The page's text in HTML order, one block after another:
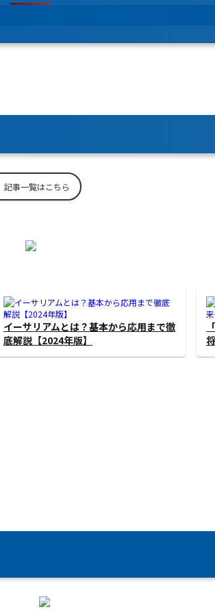
記事一覧はこちら
イーサリアムとは？基本から応用まで徹
底解説【2024年版】
ェーン革命の最前線と投資チャンス